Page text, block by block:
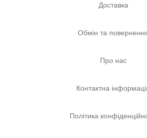
Доставка
Обмін та
Про нас
Контактна
Політика